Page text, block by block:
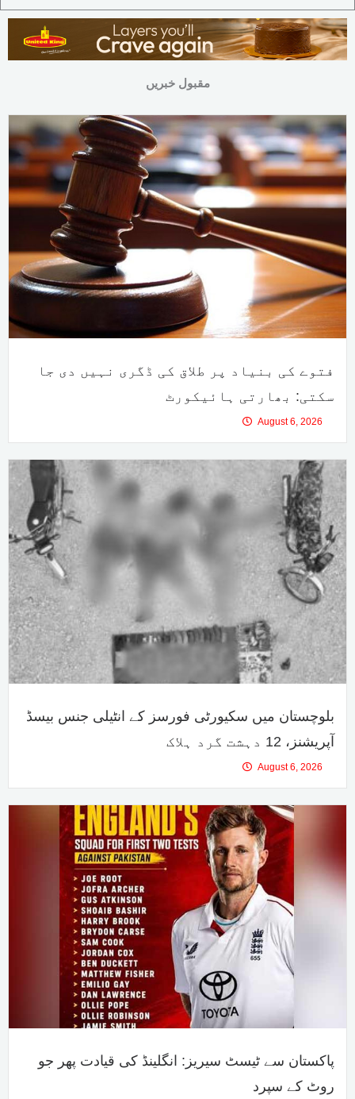
مقبول خبریں
فتوے کی بنیاد پر طلاق کی ڈگری نہیں دی جا
سکتی: بھارتی ہائیکورٹ
August 6, 2026
بلوچستان میں سکیورٹی فورسز کے انٹیلی جنس بیسڈ
آپریشنز، 12 دہشت گرد ہلاک
August 6, 2026
پاکستان سے ٹیسٹ سیریز: انگلینڈ کی قیادت پھر جو
روٹ کے سپرد